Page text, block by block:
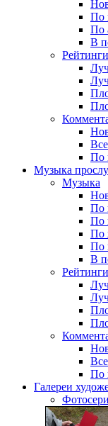
По
По
В
Рейтинги
Все
По
Музыка
Музыка
По
По
По
По
В
Рейтинги
Все
По
Галереи